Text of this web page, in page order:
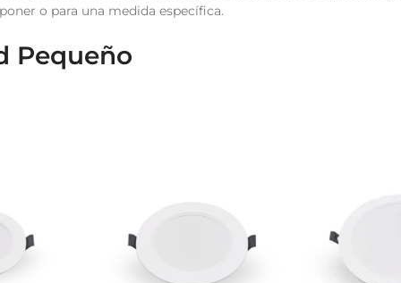
Smart Cinta Multicolor
o para una medida específica.
Pequeño